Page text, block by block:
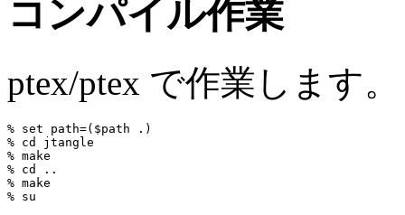
コンパイル作業
ptex/ptex で作業します。
% set path=($path .)
% cd jtangle
% make
% cd ..
% make